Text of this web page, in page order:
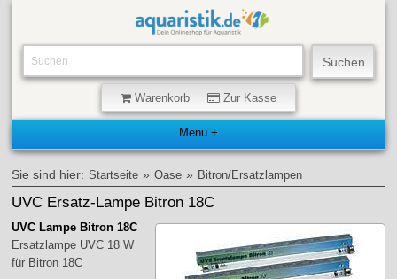
Warenkorb Zur Kasse
Sie sind hier: Startseite » Oase » Bitron/Ersatzlampen
UVC Ersatz-Lampe Bitron 18C
UVC Lampe Bitron 18C
Ersatzlampe UVC 18 W
für Bitron 18C